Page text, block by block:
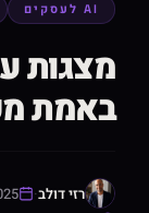
AI לעסקים
באמת
רזי דולב·